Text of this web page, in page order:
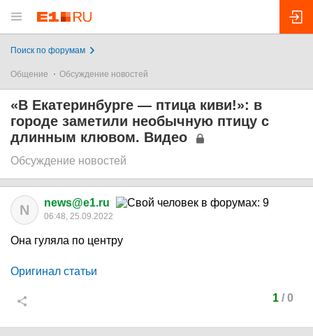
Поиск по форумам
Общение Обсуждение новостей
«В Екатеринбурге — птица киви!»: в
городе заметили необычную птицу с
длинным клювом. Видео
Обсуждение новостей
N news@e1.ru
06:48, 25.09.2022
Она гуляла по центру
Оригинал статьи
1/ 0